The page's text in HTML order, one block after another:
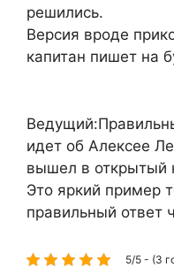
решились.
Версия вроде
капитан пишет на
идет об Алексее
вышел в открытый
Это яркий пример
правильный ответ
5/5 - (3